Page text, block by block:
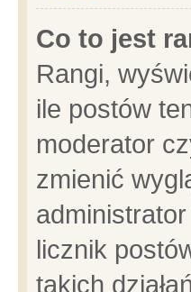
Co to jest
Rangi,
ile postów
moderator
zmienić
licznik
takich